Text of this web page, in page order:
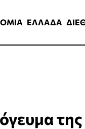
ΕΛΛΑΔΑ
της